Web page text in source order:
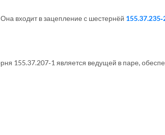
Она входит в зацепление с шестернёй
155.37.207‑1 является ведущей в паре,